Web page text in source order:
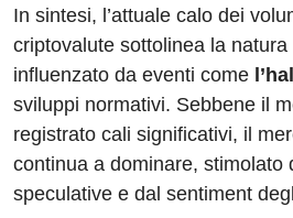
In sintesi, l’attuale calo dei
criptovalute sottolinea la
influenzato da eventi come
sviluppi normativi. Sebbene il
registrato cali significativi, il
continua a dominare, stimolato
speculative e dal sentiment